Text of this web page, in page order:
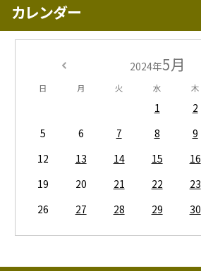
カレンダー
2024年5月
日 月 火 水 木
1 2
5
6 7 8 9
12
13 14 15 16
19
20 21 22 23
26
27 28 29 30